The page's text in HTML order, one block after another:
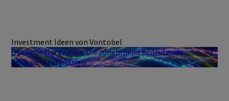
Investment Ideen von Vontobel
Optische Netzwerke: Die zunehmend bedeutende
Schlüsseltechnologie